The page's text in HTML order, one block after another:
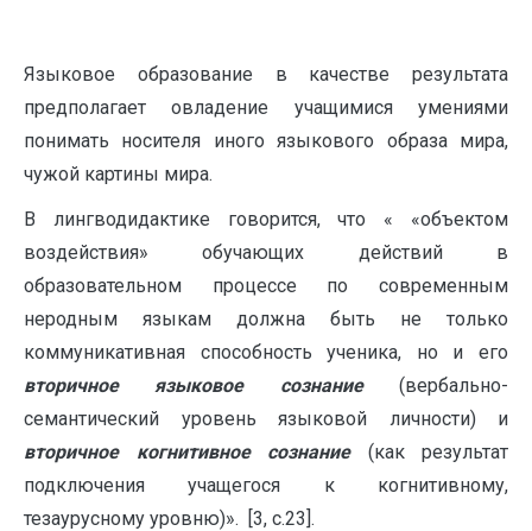
Языковое образование в качестве результата
предполагает овладение учащимися умениями
понимать носителя иного языкового образа мира,
чужой картины мира.
В лингводидактике говорится, что « «объектом
воздействия» обучающих действий в
образовательном процессе по современным
неродным языкам должна быть не только
коммуникативная способность ученика, но и его
вторичное языковое сознание (вербально-
семантический уровень языковой личности) и
вторичное когнитивное сознание (как результат
подключения учащегося к когнитивному,
тезаурусному уровню)». [3, с.23].